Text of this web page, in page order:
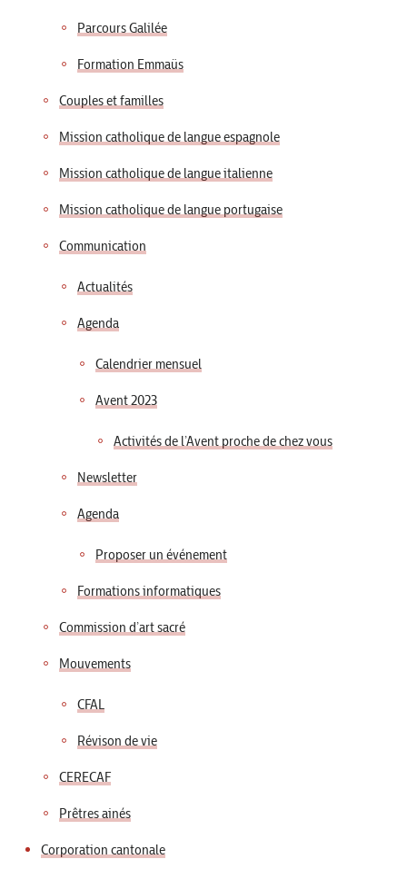
Parcours Galilée
Formation Emmaüs
Couples et familles
Mission catholique de langue espagnole
Mission catholique de langue italienne
Mission catholique de langue portugaise
Communication
Actualités
Agenda
Calendrier mensuel
Avent 2023
Activités de l’Avent proche de chez vous
Newsletter
Agenda
Proposer un événement
Formations informatiques
Commission d’art sacré
Mouvements
CFAL
Révison de vie
CERECAF
Prêtres ainés
Corporation cantonale